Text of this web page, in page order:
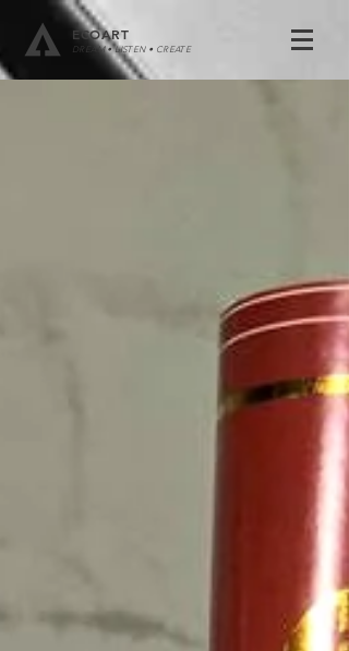
ECOART
DREAM • LISTEN • CREATE